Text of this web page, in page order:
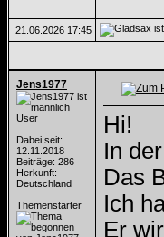
21.06.2026 17:45
Jens1977
User
Dabei seit:
12.11.2018
Beiträge: 286
Herkunft:
Deutschland
Themenstarter
Hi!
In
Das
Ich
Er